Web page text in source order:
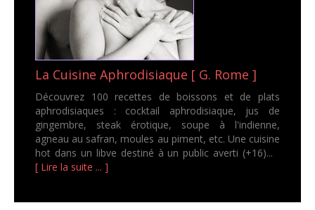
La Cuisine Aphrodisiaque [ G. Rome ]
Découvrez 100 recettes de boissons et de plats
aphrodisiaques : cocktail aphrodisiaque, jus de
gingembre, steak érotique, soupe à l'indienne,
agneau au safran, moules au piment, etc. Une cuisine
hot dans un libve destiné à un public averti (+16)...
[ Lire la suite ... ]